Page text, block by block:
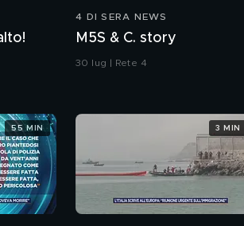
4 DI SERA NEWS
M5S & C. story
30 lug | Rete 4
55 MIN 3 MIN